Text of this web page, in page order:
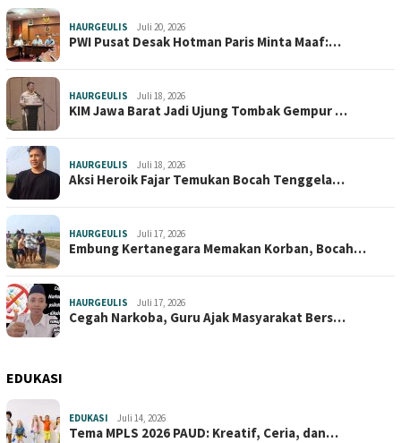
HAURGEULIS Juli 20, 2026
PWI Pusat Desak Hotman Paris Minta Maaf:…
HAURGEULIS Juli 18, 2026
KIM Jawa Barat Jadi Ujung Tombak Gempur …
HAURGEULIS Juli 18, 2026
Aksi Heroik Fajar Temukan Bocah Tenggela…
HAURGEULIS Juli 17, 2026
Embung Kertanegara Memakan Korban, Bocah…
HAURGEULIS Juli 17, 2026
Cegah Narkoba, Guru Ajak Masyarakat Bers…
EDUKASI
EDUKASI Juli 14, 2026
Tema MPLS 2026 PAUD: Kreatif, Ceria, dan…